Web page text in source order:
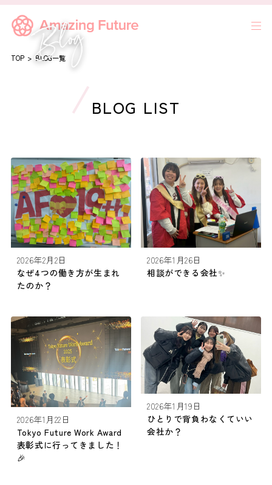
TOP BLOG一覧
BLOG LIST
2026年2月2日
なぜ4つの働き方が生まれ
たのか？
2026年1月26日
相談ができる会社✨
2026年1月22日
Tokyo Future Work Award
表彰式に行ってきました！
🎉
2026年1月19日
ひとりで背負わなくていい
会社か？